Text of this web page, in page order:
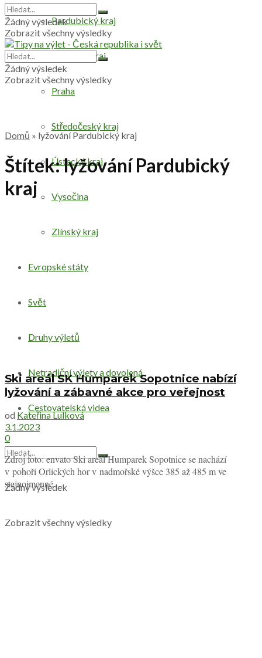
Pardubický kraj
Plzeňský kraj
Praha
Středočeský kraj
Ústecký kraj
Vysočina
Zlínský kraj
Evropské státy
Svět
Druhy výletů
Netradiční výlety a dovolená
Cestovatelská videa
Žádný výsledek
Zobrazit všechny výsledky
Žádný výsledek
Zobrazit všechny výsledky
Žádný výsledek
Zobrazit všechny výsledky
Domů » lyžování Pardubický kraj
Štítek:lyžování Pardubický
kraj
Ski areál SK Humparek Sopotnice nabízí
lyžování a zábavné akce pro veřejnost
od Kateřina Lulková
3.1.2023
0
Zdroj foto: envato Ski areál Humparek Sopotnice se nachází
v pohoří Orlických hor v nadmořské výšce 385 až 485 m ve
stejnojmenné ...